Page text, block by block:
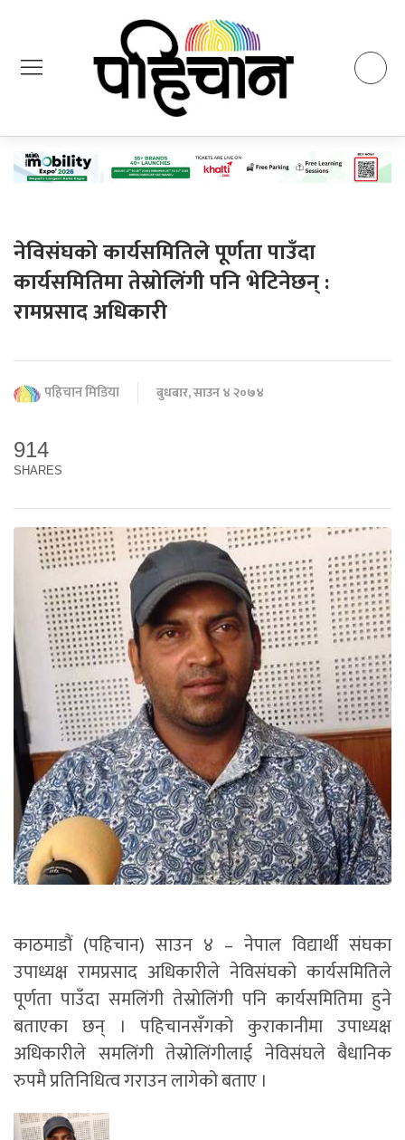
नेविसंघको कार्यसमितिले पूर्णता पाउँदा
कार्यसमितिमा तेस्रोलिंगी पनि भेटिनेछन् :
रामप्रसाद अधिकारी
पहिचान मिडिया बुधबार, साउन ४ २०७४
914
SHARES
काठमाडौं (पहिचान) साउन ४ – नेपाल विद्यार्थी संघका
उपाध्यक्ष रामप्रसाद अधिकारीले नेविसंघको कार्यसमितिले
पूर्णता पाउँदा समलिंगी तेस्रोलिंगी पनि कार्यसमितिमा हुने
बताएका छन् । पहिचानसँगको कुराकानीमा उपाध्यक्ष
अधिकारीले समलिंगी तेस्रोलिंगीलाई नेविसंघले बैधानिक
रुपमै प्रतिनिधित्व गराउन लागेको बताए ।